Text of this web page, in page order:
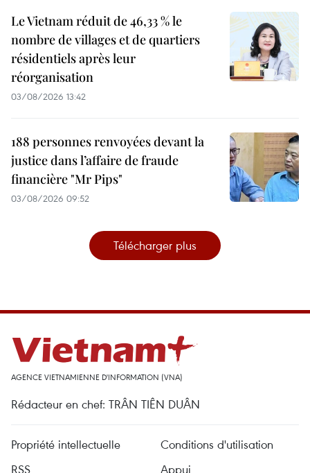
Le Vietnam réduit de 46,33 % le
nombre de villages et de quartiers
résidentiels après leur
réorganisation
03/08/2026 13:42
188 personnes renvoyées devant la
justice dans l’affaire de fraude
financière "Mr Pips"
03/08/2026 09:52
Télécharger plus
AGENCE VIETNAMIENNE D'INFORMATION (VNA)
Rédacteur en chef: TRÂN TIÊN DUÂN
Propriété intellectuelle
Conditions d'utilisation
RSS
Appui